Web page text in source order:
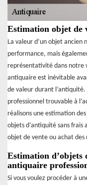
Estimation objet de
La valeur d’un objet ancien
performance, mais
représentativité dans notre
antiquaire est inévitable
de valeur durant
professionnel trouvable à
réalisons une estimation
objets d’antiquité sans
objet de vente ou achat
Estimation d’objets
antiquaire
Si vous voulez procéder à